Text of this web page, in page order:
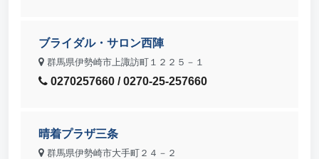
ブライダル・サロン西陣
群馬県伊勢崎市上諏訪町１２２５－１
0270257660 / 0270-25-257660
晴着プラザ三条
群馬県伊勢崎市大手町２４－２